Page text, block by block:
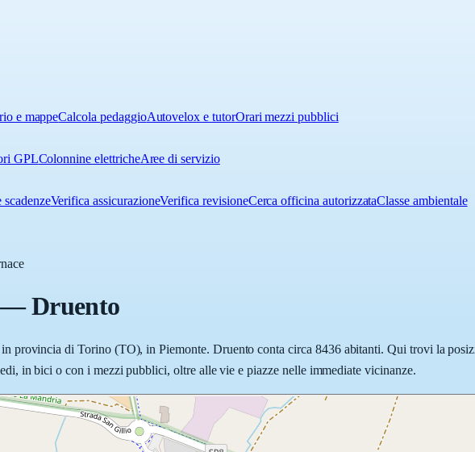
e mappeCalcola pedaggioAutovelox e tutorOrari mezzi pubblici
GPLColonnine elettricheAree di servizio
Verifica assicurazioneVerifica revisioneCerca officina autorizzataClasse ambientale
Druento
provincia di Torino (TO), in Piemonte. Druento conta circa 8436 abitanti. Qui trovi la
in bici o con i mezzi pubblici, oltre alle vie e piazze nelle immediate vicinanze.